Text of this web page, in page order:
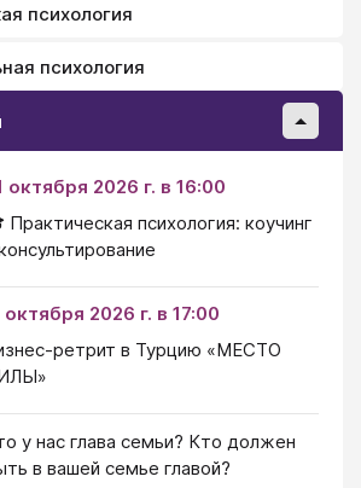
психология
психология
октября 2026 г. в 16:00
Практическая психология: коучинг
октября 2026 г. в 17:00
ретрит в Турцию «МЕСТО
у нас глава семьи? Кто должен
в вашей семье главой?